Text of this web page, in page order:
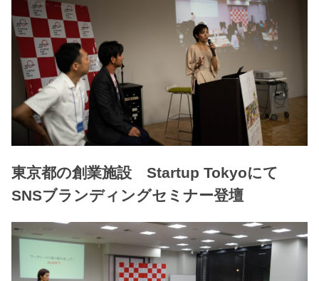
東京都の創業施設 Startup Tokyoにて
SNSブランディングセミナー登壇